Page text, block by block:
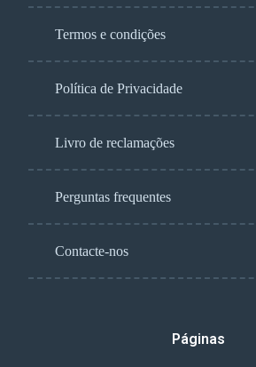
Termos e condições
Política de Privacidade
Livro de reclamações
Perguntas frequentes
Contacte-nos
Páginas